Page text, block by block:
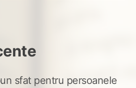
sfat pentru persoanele